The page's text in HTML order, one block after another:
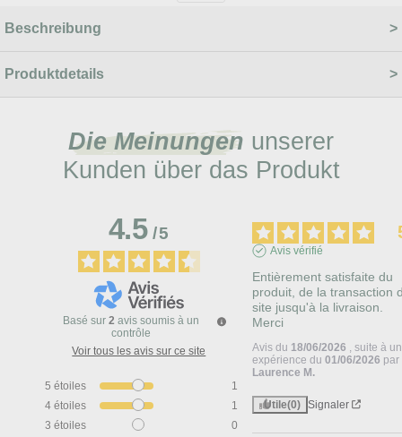
Beschreibung
Produktdetails
Die Meinungen unserer
Kunden über das Produkt
4.5/5
Basé sur 2 avis soumis à un
contrôle
Voir tous les avis sur ce site
5 étoiles
1
4 étoiles
1
3 étoiles
0
Avis vérifié
Entièrement satisfaite du
produit, de la transaction
site jusqu'à la livraison.
Merci
Avis du 18/06/2026
, suite à
expérience du01/06/2026 par
Laurence M.
Utile(0) Signaler